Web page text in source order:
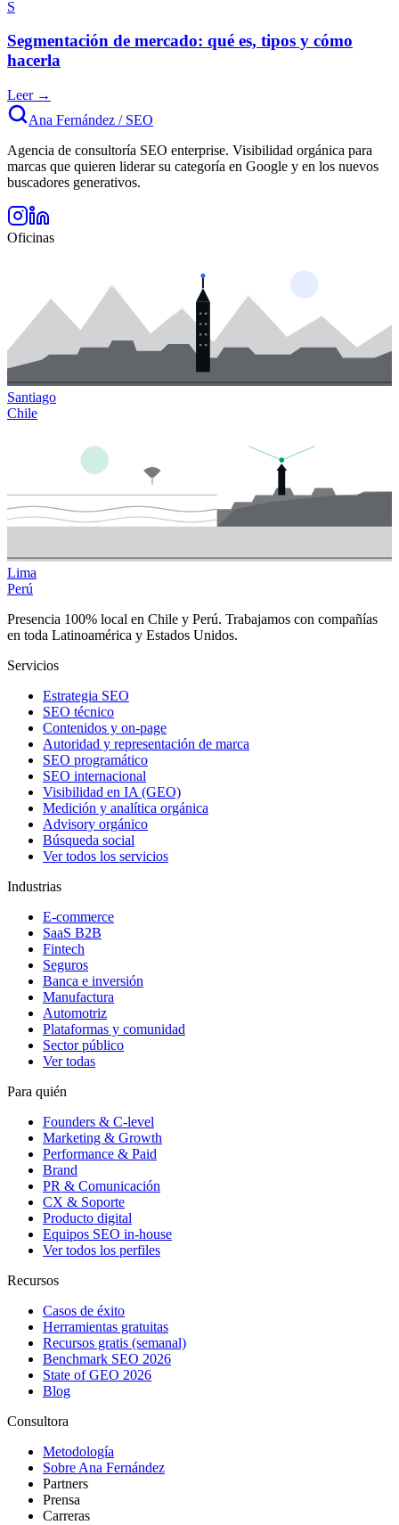
S
Segmentación de mercado: qué es, tipos y cómo
hacerla
Leer →
Ana Fernández / SEO
Agencia de consultoría SEO enterprise. Visibilidad orgánica para
marcas que quieren liderar su categoría en Google y en los nuevos
buscadores generativos.
Oficinas
Santiago
Chile
Lima
Perú
Presencia 100% local en Chile y Perú. Trabajamos con compañías
en toda Latinoamérica y Estados Unidos.
Servicios
Estrategia SEO
SEO técnico
Contenidos y on-page
Autoridad y representación de marca
SEO programático
SEO internacional
Visibilidad en IA (GEO)
Medición y analítica orgánica
Advisory orgánico
Búsqueda social
Ver todos los servicios
Industrias
E-commerce
SaaS B2B
Fintech
Seguros
Banca e inversión
Manufactura
Automotriz
Plataformas y comunidad
Sector público
Ver todas
Para quién
Founders & C-level
Marketing & Growth
Performance & Paid
Brand
PR & Comunicación
CX & Soporte
Producto digital
Equipos SEO in-house
Ver todos los perfiles
Recursos
Casos de éxito
Herramientas gratuitas
Recursos gratis (semanal)
Benchmark SEO 2026
State of GEO 2026
Blog
Consultora
Metodología
Sobre Ana Fernández
Partners
Prensa
Carreras